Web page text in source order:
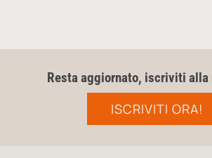
Resta aggiornato, iscriviti alla
ISCRIVITI ORA!